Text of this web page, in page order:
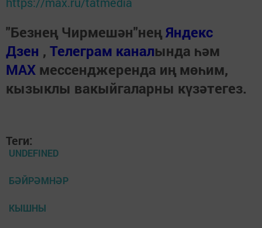
"Безнең Чирмешән"неңЯндекс
Дзен , Телеграм каналында һәм
МАХ мессенджеренда иң мөһим,
кызыклы вакыйгаларны күзәтегез.
Теги:
UNDEFINED
БӘЙРӘМНӘР
КЫШНЫ